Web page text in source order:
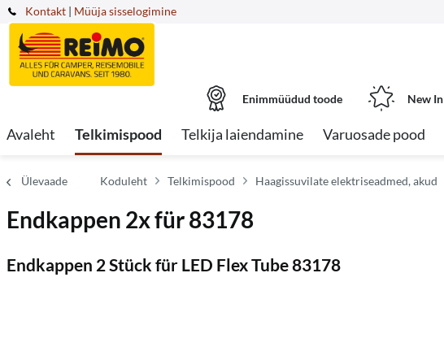
Kontakt | Müüja sisselogimine
Enimmüüdud toode New In
Avaleht Telkimispood Telkija laiendamine Varuosade pood
Ülevaade Koduleht Telkimispood Haagissuvilate elektriseadmed, akud
Endkappen 2x für 83178
Endkappen 2 Stück für LED Flex Tube 83178